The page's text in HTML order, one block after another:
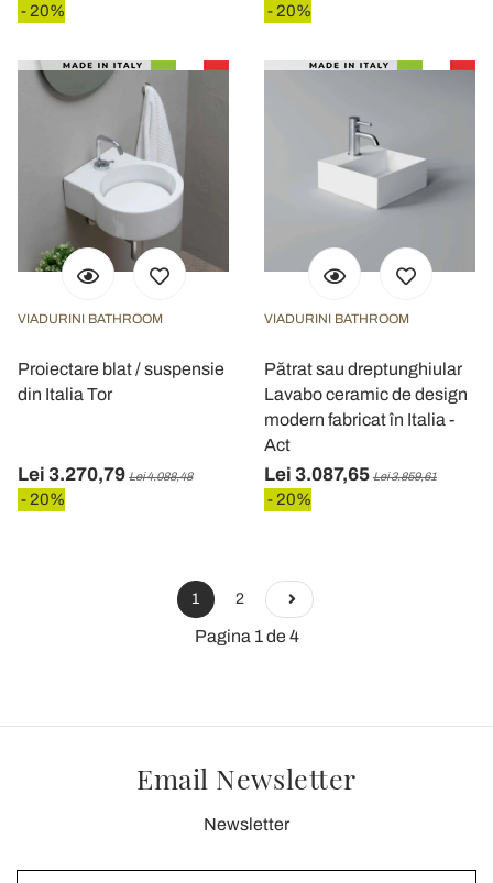
- 20% - 20%
VIADURINI BATHROOM
Proiectare blat / suspensie
din Italia Tor
Lei 3.270,79 Lei 4.088,48
- 20%
VIADURINI BATHROOM
Pătrat sau dreptunghiular
Lavabo ceramic de design
modern fabricat în Italia -
Act
Lei 3.087,65 Lei 3.859,61
- 20%
1 2
Pagina 1 de 4
Email Newsletter
Newsletter